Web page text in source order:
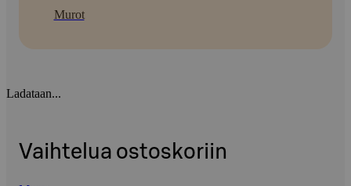
Murot
Ladataan...
Vaihtelua ostoskoriin